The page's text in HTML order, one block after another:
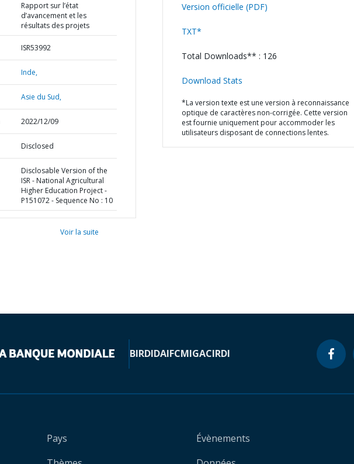
Rapport sur l’état
d’avancement et les
résultats des projets
ISR53992
Inde,
Asie du Sud,
2022/12/09
Disclosed
Disclosable Version of the
ISR - National Agricultural
Higher Education Project -
P151072 - Sequence No : 10
Voir la suite
Version officielle (PDF)
TXT*
Total Downloads** : 126
Download Stats
*La version texte est une version à reconnaissance
optique de caractères non-corrigée. Cette version
est fournie uniquement pour accommoder les
utilisateurs disposant de connections lentes.
BIRDIDAIFCMIGACIRDI
Pays
Évènements